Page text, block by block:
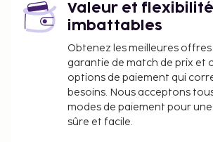
Aéroport International Sabiha
km
Istanbul (IST) - 44,9 km
Les équipements et services
service de nettoyage à sec /
réception ouverte 24 h/24 et un
polyglotte. Un parking avec
Valeur et flexibilité
imbattables
Obtenez les meilleures
garantie de match de prix et
options de paiement qui
besoins. Nous acceptons
modes de paiement pour
sûre et facile.